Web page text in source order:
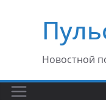
содержимому
Новостной